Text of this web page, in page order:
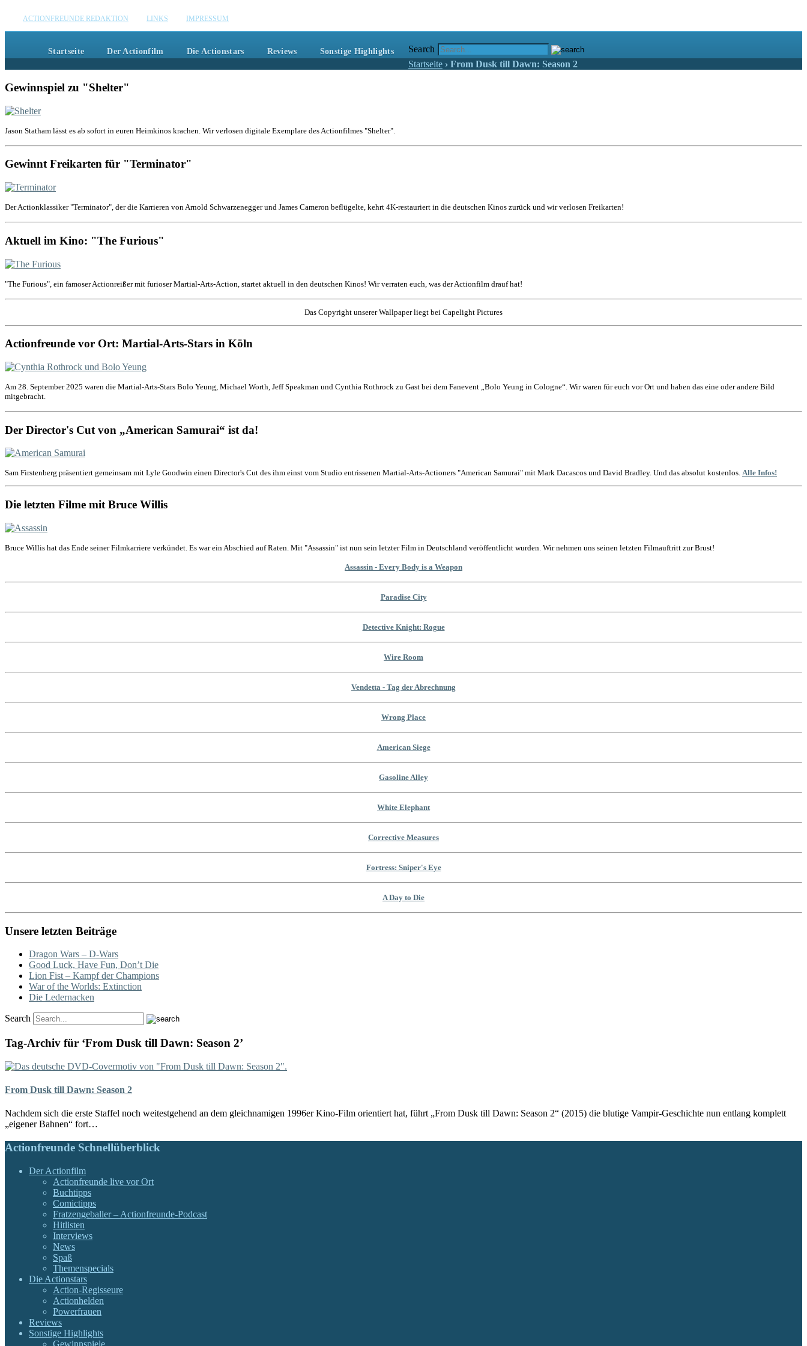
ACTIONFREUNDE REDAKTION LINKS IMPRESSUM
Startseite Der Actionfilm Die Actionstars Reviews Sonstige Highlights
Search
Startseite › From Dusk till Dawn: Season 2
Gewinnspiel zu "Shelter"
Jason Statham lässt es ab sofort in euren Heimkinos krachen. Wir verlosen digitale Exemplare des Actionfilmes "Shelter".
Gewinnt Freikarten für "Terminator"
Der Actionklassiker "Terminator", der die Karrieren von Arnold Schwarzenegger und James Cameron beflügelte, kehrt 4K-restauriert in die deutschen Kinos zurück und wir verlosen Freikarten!
Aktuell im Kino: "The Furious"
"The Furious", ein famoser Actionreißer mit furioser Martial-Arts-Action, startet aktuell in den deutschen Kinos! Wir verraten euch, was der Actionfilm drauf hat!
Das Copyright unserer Wallpaper liegt bei Capelight Pictures
Actionfreunde vor Ort: Martial-Arts-Stars in Köln
Am 28. September 2025 waren die Martial-Arts-Stars Bolo Yeung, Michael Worth, Jeff Speakman und Cynthia Rothrock zu Gast bei dem Fanevent „Bolo Yeung in Cologne“. Wir waren für euch vor Ort und haben das eine oder andere Bild
mitgebracht.
Der Director's Cut von „American Samurai“ ist da!
Sam Firstenberg präsentiert gemeinsam mit Lyle Goodwin einen Director's Cut des ihm einst vom Studio entrissenen Martial-Arts-Actioners "American Samurai" mit Mark Dacascos und David Bradley. Und das absolut kostenlos. Alle Infos!
Die letzten Filme mit Bruce Willis
Bruce Willis hat das Ende seiner Filmkarriere verkündet. Es war ein Abschied auf Raten. Mit "Assassin" ist nun sein letzter Film in Deutschland veröffentlicht wurden. Wir nehmen uns seinen letzten Filmauftritt zur Brust!
Assassin - Every Body is a Weapon
Paradise City
Detective Knight: Rogue
Wire Room
Vendetta - Tag der Abrechnung
Wrong Place
American Siege
Gasoline Alley
White Elephant
Corrective Measures
Fortress: Sniper's Eye
A Day to Die
Unsere letzten Beiträge
Dragon Wars – D-Wars
Good Luck, Have Fun, Don’t Die
Lion Fist – Kampf der Champions
War of the Worlds: Extinction
Die Ledernacken
Search
Tag-Archiv für ‘From Dusk till Dawn: Season 2’
From Dusk till Dawn: Season 2
Nachdem sich die erste Staffel noch weitestgehend an dem gleichnamigen 1996er Kino-Film orientiert hat, führt „From Dusk till Dawn: Season 2“ (2015) die blutige Vampir-Geschichte nun entlang komplett
„eigener Bahnen“ fort…
Actionfreunde Schnellüberblick
Der Actionfilm
Actionfreunde live vor Ort
Buchtipps
Comictipps
Fratzengeballer – Actionfreunde-Podcast
Hitlisten
Interviews
News
Spaß
Themenspecials
Die Actionstars
Action-Regisseure
Actionhelden
Powerfrauen
Reviews
Sonstige Highlights
Gewinnspiele